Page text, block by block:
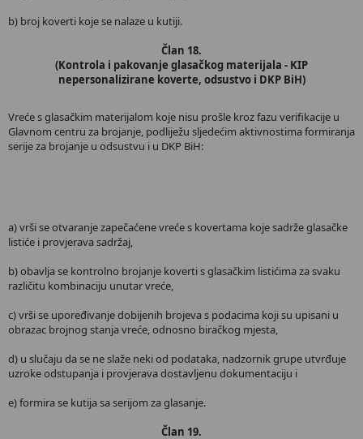
b) broj koverti koje se nalaze u kutiji.
Član 18.
(Kontrola i pakovanje glasačkog materijala - KIP
nepersonalizirane koverte, odsustvo i DKP BiH)
Vreće s glasačkim materijalom koje nisu prošle kroz fazu verifikacije u
Glavnom centru za brojanje, podliježu sljedećim aktivnostima formiranja
serije za brojanje u odsustvu i u DKP BiH:
a) vrši se otvaranje zapečaćene vreće s kovertama koje sadrže glasačke
listiće i provjerava sadržaj,
b) obavlja se kontrolno brojanje koverti s glasačkim listićima za svaku
različitu kombinaciju unutar vreće,
c) vrši se upoređivanje dobijenih brojeva s podacima koji su upisani u
obrazac brojnog stanja vreće, odnosno biračkog mjesta,
d) u slučaju da se ne slaže neki od podataka, nadzornik grupe utvrđuje
uzroke odstupanja i provjerava dostavljenu dokumentaciju i
e) formira se kutija sa serijom za glasanje.
Član 19.